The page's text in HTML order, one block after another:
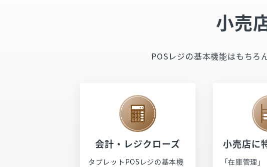
小売
POSレジの基本機能はもちろ
会計・レジクローズ
タブレットPOSレジの基本機
小売店に
「在庫管理